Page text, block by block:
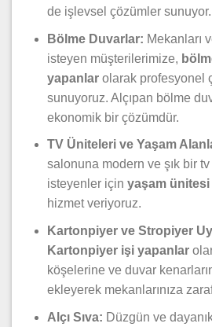
de işlevsel çözümler sunuyor.
Bölme Duvarlar: Mekanları
isteyen müşterilerimize,
yapanlarolarak profesyonel
sunuyoruz. Alçıpan bölme
ekonomik bir çözümdür.
TV Üniteleri ve Yaşam
salonuna modern ve şık bir
isteyenler için yaşam ünitesi
hizmet veriyoruz.
Kartonpiyer ve Stropiyer
Kartonpiyer işi yapanlar
köşelerine ve duvar
ekleyerek mekanlarınıza
Alçı Sıva: Düzgün ve